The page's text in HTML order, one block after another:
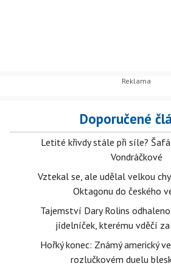
Doporučené
Letité křivdy stále při síle?
Vondráčkové
Vztekal se, ale udělal velkou
Oktagonu do českého
Tajemství Dary Rolins
jídelníček, kterému vděčí
Hořký konec: Známý americký
rozlučkovém duelu